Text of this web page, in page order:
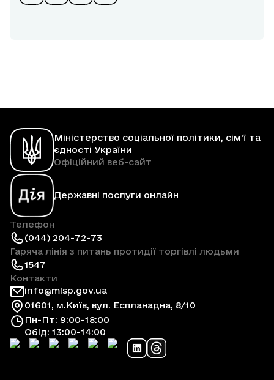
Міністерство соціальної політики, сім'ї та
єдності України
Офіційний веб-сайт
Державні послуги онлайн
Телефон
(044) 204-72-73
Гаряча лінія з питань протидії торгівлі людьми
1547
Контакти
info@mlsp.gov.ua
01601, м.Київ, вул. Еспланадна, 8/10
Пн-Пт: 9:00-18:00
Обід: 13:00-14:00